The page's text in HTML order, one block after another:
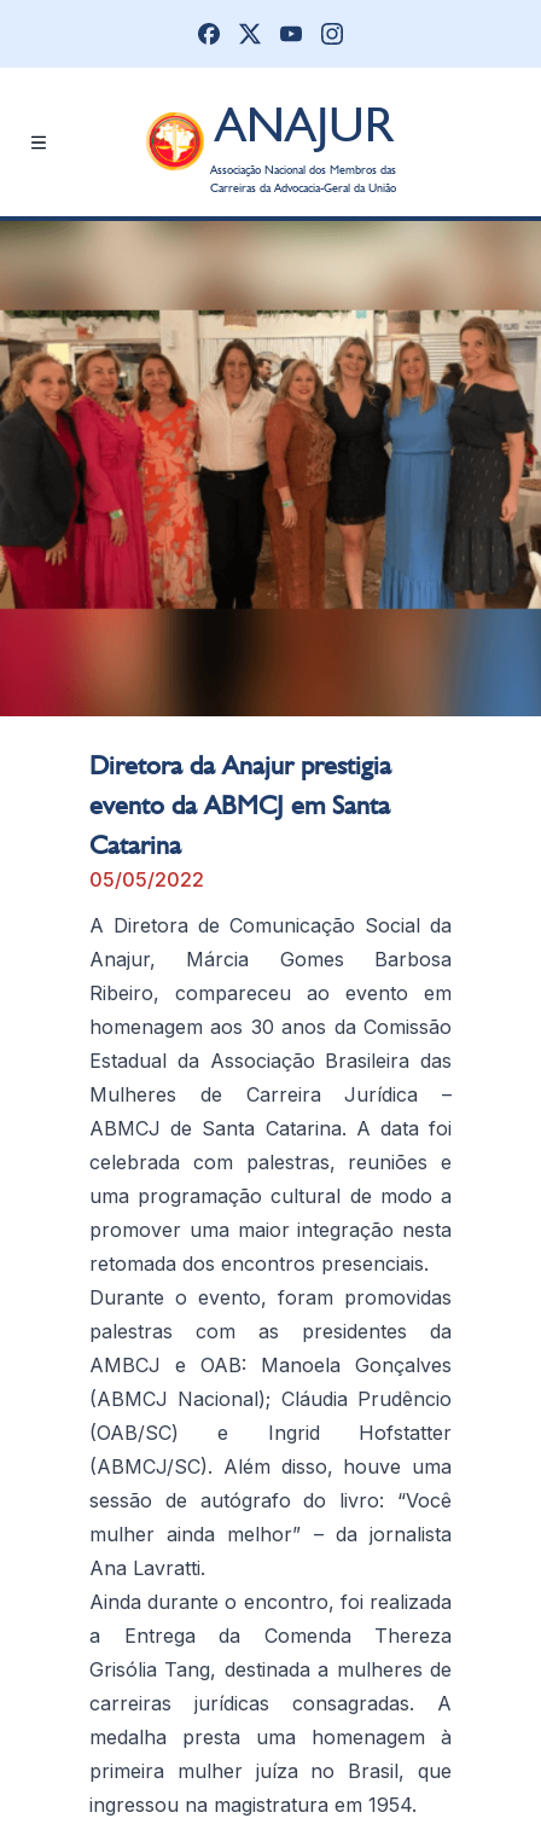
ANAJUR
Associação Nacional dos Membros das
Carreiras da Advocacia-Geral da União
Diretora da Anajur prestigia
evento da ABMCJ em Santa
Catarina
05/05/2022
A Diretora de Comunicação Social da
Anajur, Márcia Gomes Barbosa
Ribeiro, compareceu ao evento em
homenagem aos 30 anos da Comissão
Estadual da Associação Brasileira das
Mulheres de Carreira Jurídica –
ABMCJ de Santa Catarina. A data foi
celebrada com palestras, reuniões e
uma programação cultural de modo a
promover uma maior integração nesta
retomada dos encontros presenciais.
Durante o evento, foram promovidas
palestras com as presidentes da
AMBCJ e OAB: Manoela Gonçalves
(ABMCJ Nacional); Cláudia Prudêncio
(OAB/SC) e Ingrid Hofstatter
(ABMCJ/SC). Além disso, houve uma
sessão de autógrafo do livro: “Você
mulher ainda melhor” – da jornalista
Ana Lavratti.
Ainda durante o encontro, foi realizada
a Entrega da Comenda Thereza
Grisólia Tang, destinada a mulheres de
carreiras jurídicas consagradas. A
medalha presta uma homenagem à
primeira mulher juíza no Brasil, que
ingressou na magistratura em 1954.